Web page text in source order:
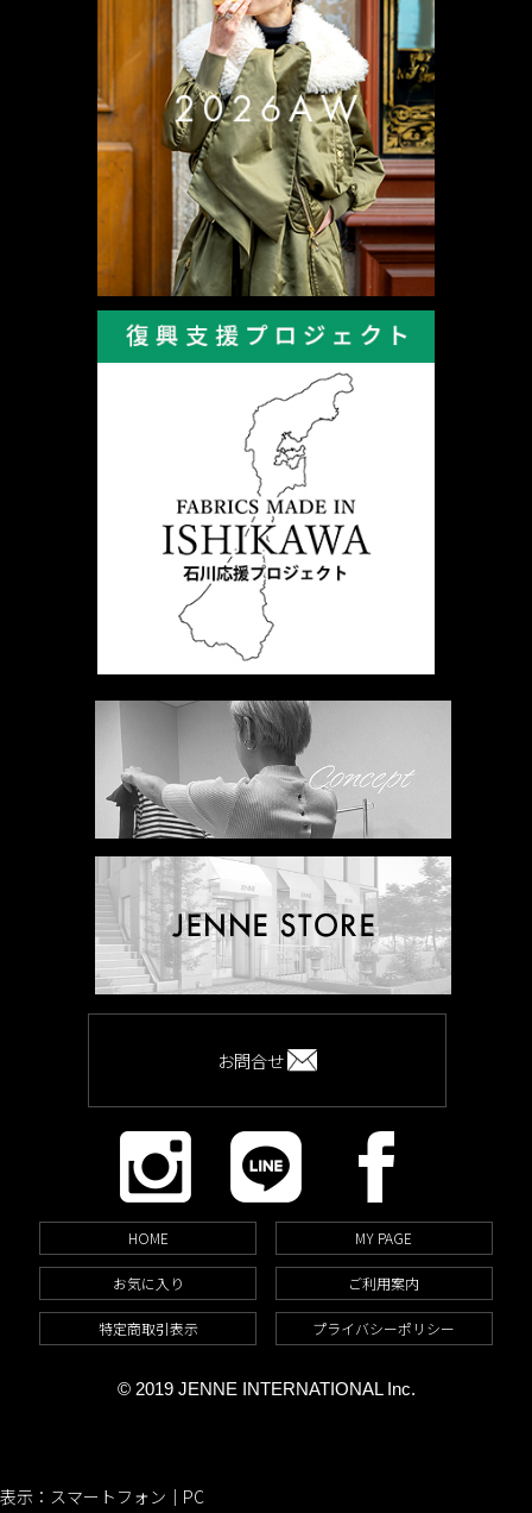
お問合せ
HOME MY PAGE
お気に入り ご利用案内
特定商取引表示 プライバシーポリシー
© 2019 JENNE INTERNATIONAL Inc.
表示：スマートフォン｜ PC